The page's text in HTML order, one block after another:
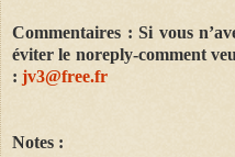
Commentaires : Si vous
éviter le noreply-comment
: jv3@free.fr
Notes :